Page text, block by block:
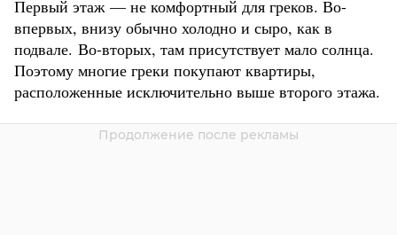
Первый этаж — не комфортный для греков. Во-
впервых, внизу обычно холодно и сыро, как в
подвале. Во-вторых, там присутствует мало солнца.
Поэтому многие греки покупают квартиры,
расположенные исключительно выше второго этажа.